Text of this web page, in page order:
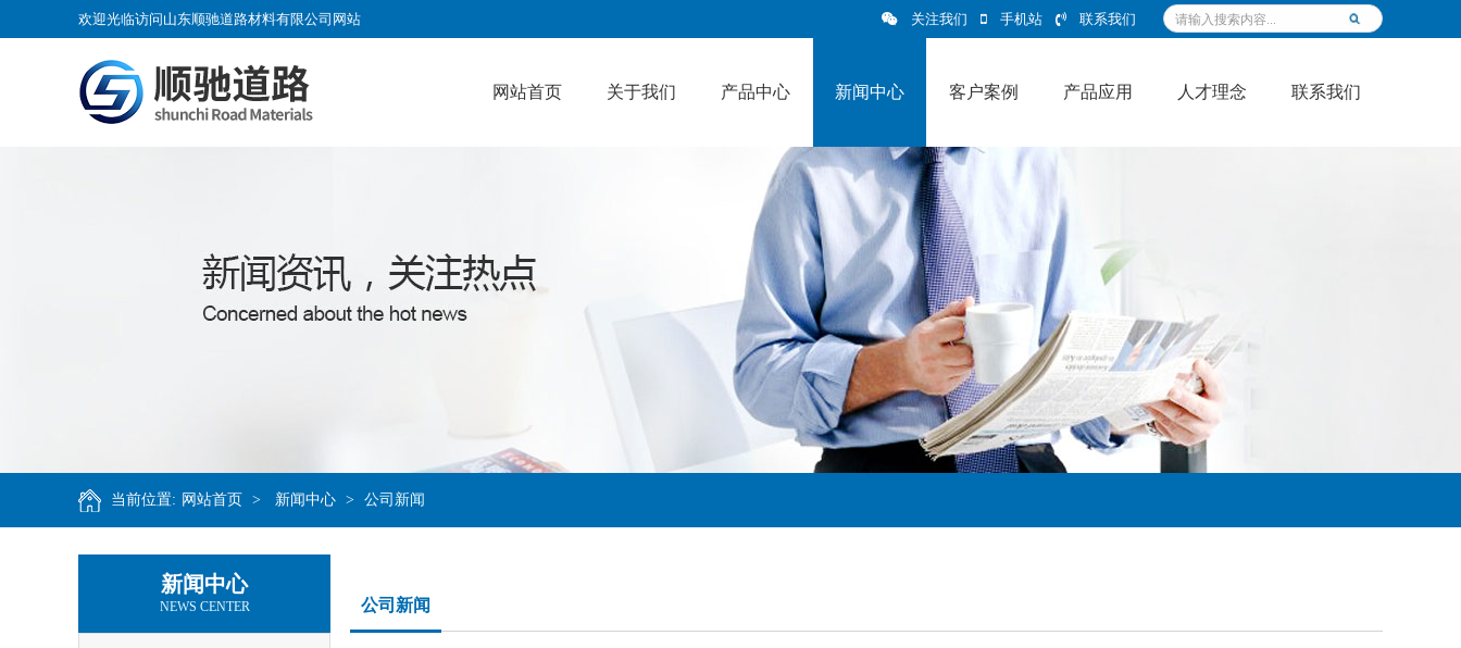
欢迎光临访问山东顺驰道路材料有限公司网站 关注我们 手机站 联系我们
网站首页 关于我们 产品中心
新闻中心
新闻中心 客户案例 产品应用 人才理念 联系我们
当前位置: 网站首页 > 新闻中心 > 公司新闻
新闻中心
NEWS CENTER 公司新闻